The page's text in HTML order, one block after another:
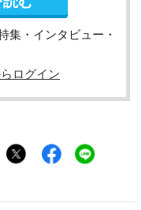
集・インタビュー・
ログイン